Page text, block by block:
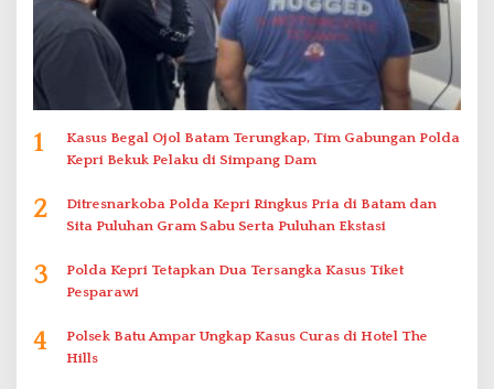
1
Kasus Begal Ojol Batam Terungkap, Tim Gabungan Polda
Kepri Bekuk Pelaku di Simpang Dam
2
Ditresnarkoba Polda Kepri Ringkus Pria di Batam dan
Sita Puluhan Gram Sabu Serta Puluhan Ekstasi
3
Polda Kepri Tetapkan Dua Tersangka Kasus Tiket
Pesparawi
4
Polsek Batu Ampar Ungkap Kasus Curas di Hotel The
Hills